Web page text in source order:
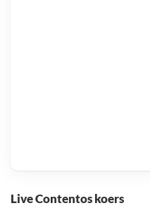
Live Contentos koers